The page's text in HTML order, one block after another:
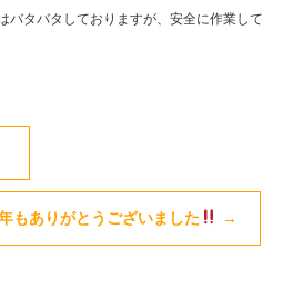
バタバタしておりますが、安全に作業して
もありがとうございました →